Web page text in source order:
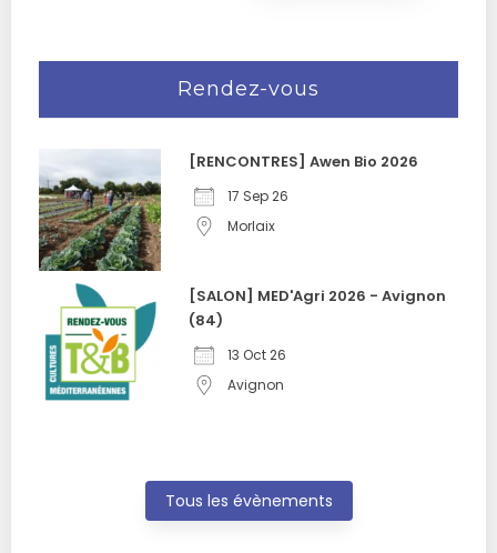
Rendez-vous
[RENCONTRES] Awen Bio 2026
17 Sep 26
Morlaix
[SALON] MED'Agri 2026 - Avignon
(84)
13 Oct 26
Avignon
Tous les évènements